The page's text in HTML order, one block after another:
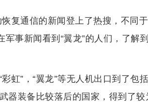
复通信的新闻登上了热搜，不同
事新闻看到“翼龙”的人们，了解
虹”，“翼龙”等无人机出口到了包
器装备比较落后的国家，得到了较